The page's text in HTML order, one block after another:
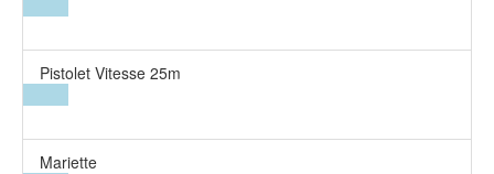
Pistolet Vitesse 25m
Mariette